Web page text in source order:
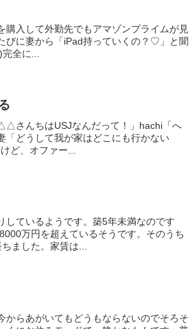
購入して外勤先でもアマゾンプライムが見
びに妻から「iPad持っていくの？♡」と聞
全に...
さんちはUSJなんだって！」hachi「へ
「どうして我が家はどこにも行かない
ど、オファー...
しているようです。築5年未満なのです
万円を超えているそうです。そのうち
ました。家賃は...
らあがいてもどうもならないのでそろそ